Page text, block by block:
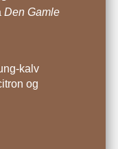
Den Gamle
kalv
og